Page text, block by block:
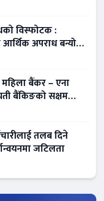
विस्फोटक :
अपराध बन्यो
महिला बैंकर – एना
बैंकिङको सक्षम
तलब दिने
जटिलता